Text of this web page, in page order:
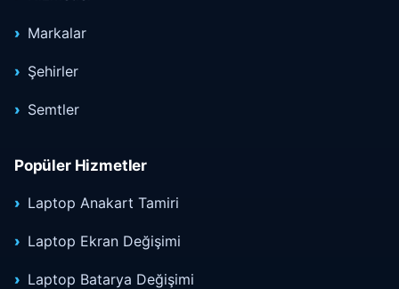
Markalar
Şehirler
Semtler
Popüler Hizmetler
Laptop Anakart Tamiri
Laptop Ekran Değişimi
Laptop Batarya Değişimi